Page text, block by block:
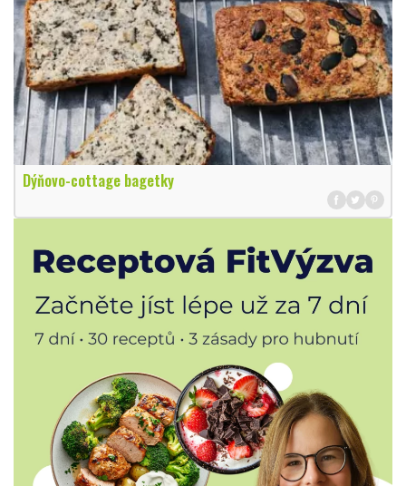
Dýňovo-cottage bagetky